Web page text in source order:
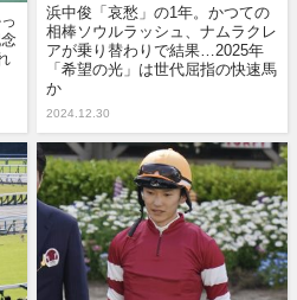
浜中俊「哀愁」の1年。かつての
相棒ソウルラッシュ、ナムラクレ
アが乗り替わりで結果…2025年
「希望の光」は世代屈指の快速馬
か
2024.12.30